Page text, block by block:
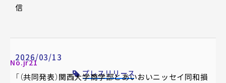
信
2026/03/13
No.jr21
プレスリリース
「（共同発表）関西大学商学部とあいおいニッセイ同和損